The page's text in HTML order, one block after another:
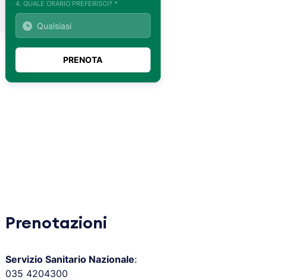
4. QUALE ORARIO PREFERISCI? *
Prenotazioni
Servizio Sanitario Nazionale:
035 4204300